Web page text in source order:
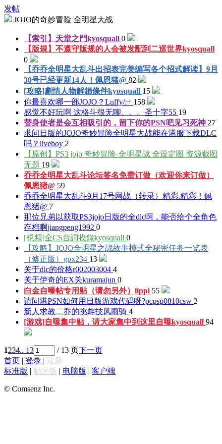
发帖
JOJO的奇妙冒险 全明星大战
【索引】天堂之門kyosquall 0
【版規】不遵守版规的人会被发配到二巡世界kyosquall
0
【乔乔全明星大乱斗出招表完美编写各个招式解读】9月
30号已经更新14人！ 佩恩猪@ 82
[攻略]劇情人物解鎖條件kyosquall 15
你最喜欢哪一部JOJO？ Luffy/:+ 158
感觉不好玩啊 这格斗很无聊。。。 圣十字55 19
替身使者是会互相吸引的，留下你的PSN吧见习死神 27
求问日版的JOJO奇妙冒险全明星大战能在港服下载DLC
吗？ liveboy 2
【原创】PS3 jojo 奇妙冒险-全明星战 全设定图 资源截图
无题 19
乔乔全明星大乱斗论坛签名免费订做（欢迎你来订做）
佩恩猪@ 59
乔乔全明星大乱斗9月17号网战（转录）精彩.精彩！ 佩
恩猪@ 7
那位兄弟以获取PS3jojo日版的全dlc啊，能否给个全角色
存档啊jiangpeng1992 0
[視頻]全CS台詞收錄kyosquall 0
【攻略】JOJO全明星之战故事模式全秘密任务一览表
（修正版） gpx234 13
关于dlc的价格r002003004 4
关于伊奇的EX关kuramajun 0
白金自曝帖专用贴（请勿另外） lippi 55
请问港PSN如何用日版游戏代码呀?pcpsp0810csw 2
新人求教二乔的挑衅技风雨骑 4
[游戏]自曝集中贴，请大家集中到这里自曝kyosquall 94
1234.. 13 / 13 页下一页
首页 | 登录 | 注册
标准版 | 触屏版 | 电脑版 | 客户端
© Comsenz Inc.